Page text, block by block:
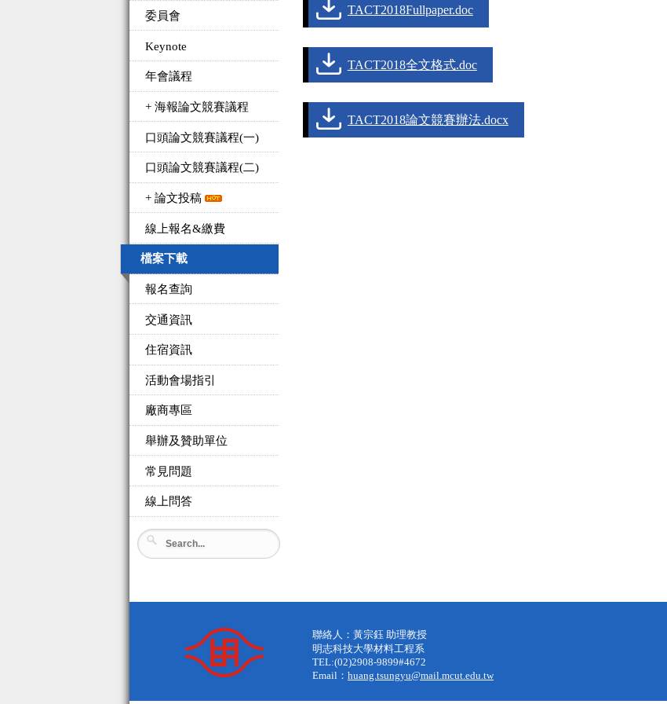
委員會
Keynote
年會議程
+ 海報論文競賽議程
口頭論文競賽議程(一)
口頭論文競賽議程(二)
+ 論文投稿
線上報名&繳費
檔案下載
報名查詢
交通資訊
住宿資訊
活動會場指引
廠商專區
舉辦及贊助單位
常見問題
線上問答
TACT2018Fullpaper.doc
TACT2018全文格式.doc
TACT2018論文競賽辦法.docx
聯絡人：黃宗鈺 助理教授
明志科技大學材料工程系
TEL:(02)2908-9899#4672
Email： huang.tsungyu@mail.mcut.edu.tw